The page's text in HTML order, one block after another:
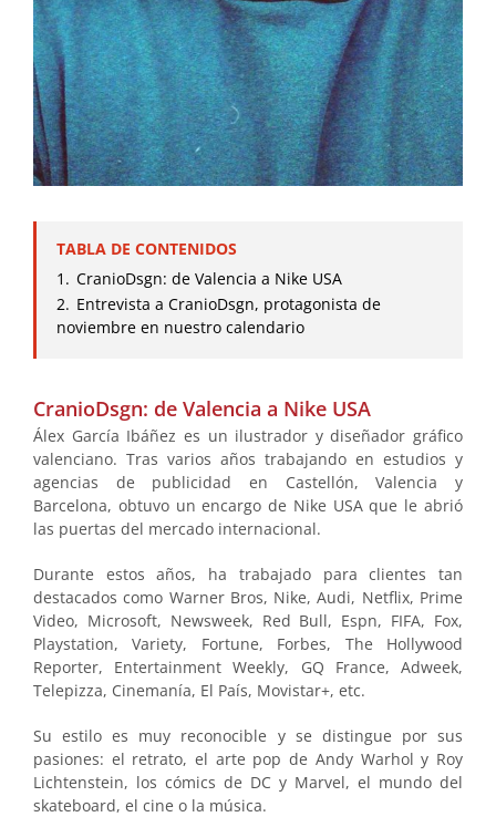
TABLA DE CONTENIDOS
1. CranioDsgn: de Valencia a Nike USA
2. Entrevista a CranioDsgn, protagonista de
noviembre en nuestro calendario
CranioDsgn: de Valencia a Nike USA
Álex García Ibáñez es un ilustrador y diseñador gráfico
valenciano. Tras varios años trabajando en estudios y
agencias de publicidad en Castellón, Valencia y
Barcelona, obtuvo un encargo de Nike USA que le abrió
las puertas del mercado internacional.
Durante estos años, ha trabajado para clientes tan
destacados como Warner Bros, Nike, Audi, Netflix, Prime
Video, Microsoft, Newsweek, Red Bull, Espn, FIFA, Fox,
Playstation, Variety, Fortune, Forbes, The Hollywood
Reporter, Entertainment Weekly, GQ France, Adweek,
Telepizza, Cinemanía, El País, Movistar+, etc.
Su estilo es muy reconocible y se distingue por sus
pasiones: el retrato, el arte pop de Andy Warhol y Roy
Lichtenstein, los cómics de DC y Marvel, el mundo del
skateboard, el cine o la música.